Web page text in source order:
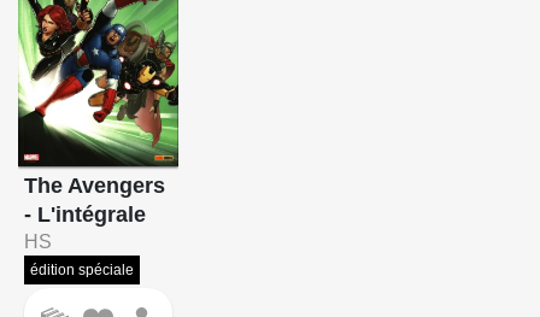
The Avengers
- L'intégrale
HS
édition spéciale